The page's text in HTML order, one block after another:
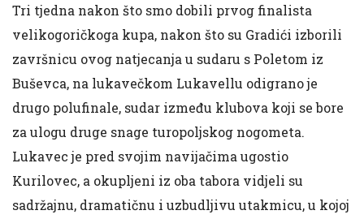
Tri tjedna nakon što smo dobili prvog finalista
velikogoričkoga kupa, nakon što su Gradići izborili
završnicu ovog natjecanja u sudaru s Poletom iz
Buševca, na lukavečkom Lukavellu odigrano je
drugo polufinale, sudar između klubova koji se bore
za ulogu druge snage turopoljskog nogometa.
Lukavec je pred svojim navijačima ugostio
Kurilovec, a okupljeni iz oba tabora vidjeli su
sadržajnu, dramatičnu i uzbudljivu utakmicu, u kojoj